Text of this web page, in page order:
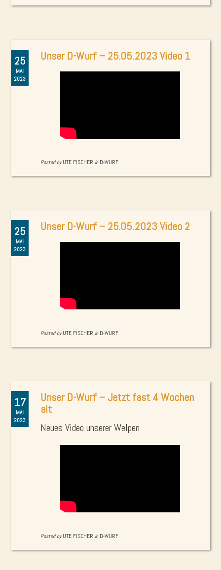
25
MAI
2023
Unser D-Wurf – 25.05.2023 Video 1
Posted by UTE FISCHER in D-WURF
25
MAI
2023
Unser D-Wurf – 25.05.2023 Video 2
Posted by UTE FISCHER in D-WURF
17
MAI
2023
Unser D-Wurf – Jetzt fast 4 Wochen
alt
Neues Video unserer Welpen
Posted by UTE FISCHER in D-WURF